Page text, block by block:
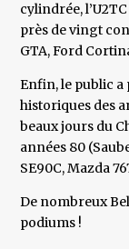
cylindrée,
près de vingt
GTA, Ford
Enfin, le public a
historiques des
beaux jours du
années 80
SE90C, Mazda
De nombreux
podiums !